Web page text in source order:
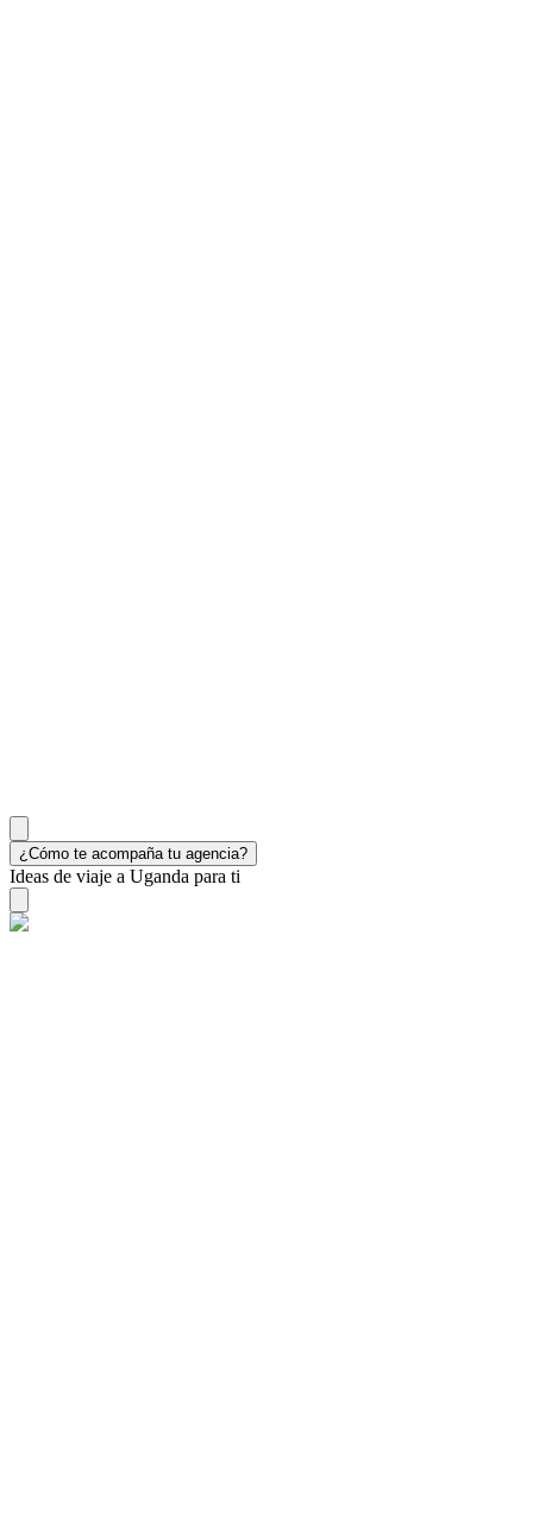
¿Cómo te acompaña tu agencia?
Ideas de viaje a Uganda para ti